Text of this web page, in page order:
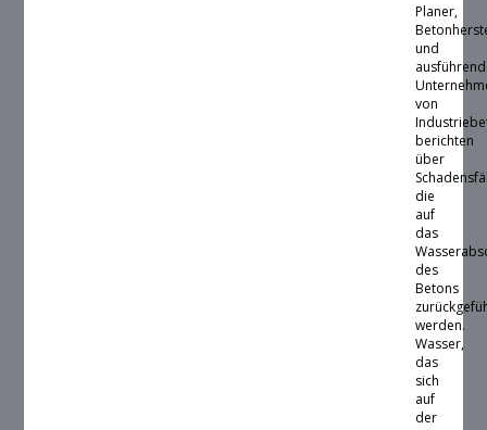
Planer,
und
von
berichten
über
die
auf
das
des
Betons
werden.
Wasser,
das
sich
auf
der